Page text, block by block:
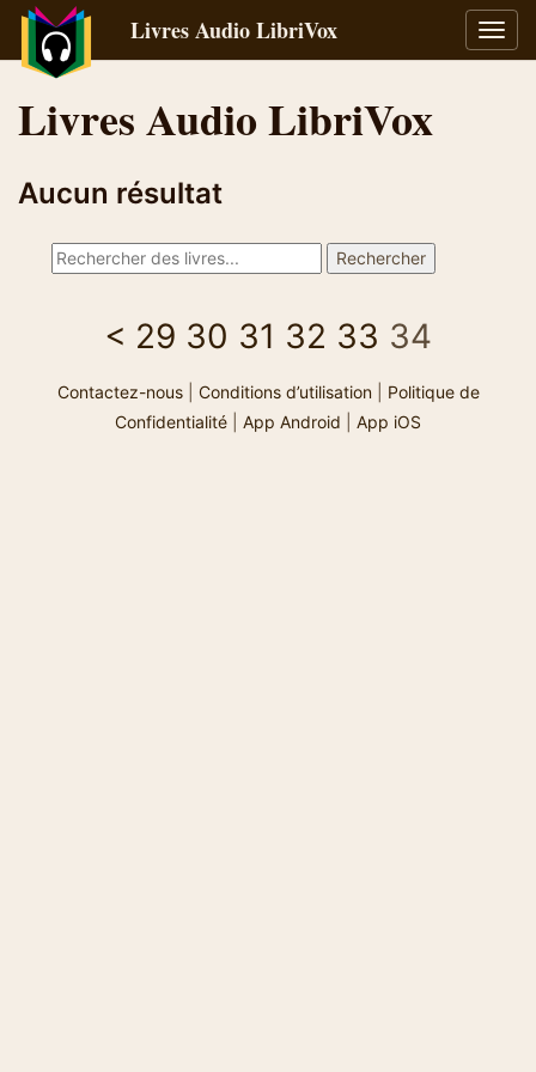
la
Livres Audio LibriVox
Livres Audio LibriVox
Aucun résultat
< 29 30 31 32 33 34
Contactez-nous| Conditions d’utilisation| Politique de
Confidentialité
App Android App iOS